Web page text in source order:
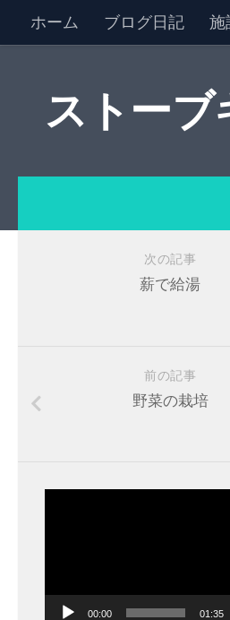
ホーム ブログ日記 施
ストーブ
次の記事
薪で給湯
前の記事
野菜の栽培
ー
00:00 01:35